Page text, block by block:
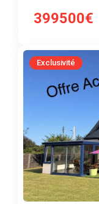
399500€
Exclusivité